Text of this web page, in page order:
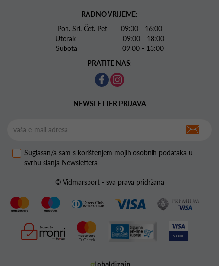
RADNO VRIJEME:
Pon. Sri. Čet. Pet 09:00 - 16:00
Utorak 09:00 - 18:00
Subota 09:00 - 13:00
PRATITE NAS:
NEWSLETTER PRIJAVA
Suglasan/a sam s korištenjem mojih osobnih podataka u
svrhu slanja Newslettera
© Vidmarsport - sva prava pridržana